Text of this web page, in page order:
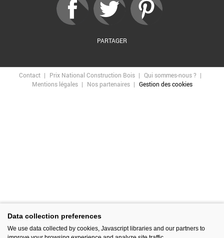
PARTAGER
Contact Prix National Construction Bois
Qui sommes-nous ?
Mentions légales
Nos partenaires Gestion des cookies
Data collection preferences
We use data collected by cookies, Javascript libraries and our partners to